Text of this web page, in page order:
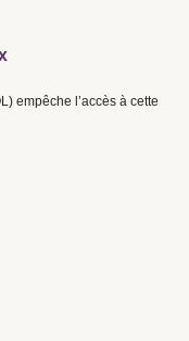
empêche l’accès à cette